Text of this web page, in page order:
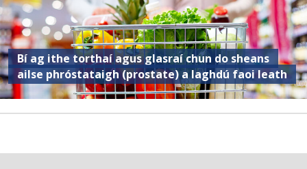
Bí ag ithe torthaí agus glasraí chun do sheans
ailse phróstataigh (prostate) a laghdú faoi leath